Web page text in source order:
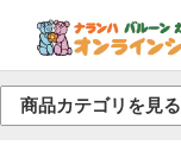
商品カテゴリを見る